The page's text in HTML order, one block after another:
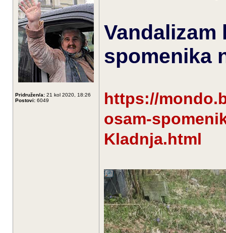
Pridružen/a: 21 kol 2020, 18:26
Postovi: 6049
Vandalizam
spomenika
https://
osam-
Kladnja.html